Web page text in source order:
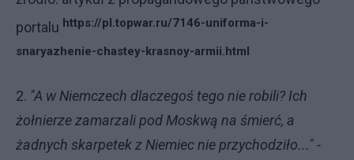
portalu https://pl.topwar.ru/7146-uniforma-i-
snaryazhenie-chastey-krasnoy-armii.html
2. "A w Niemczech dlaczegoś tego nie robili? Ich
żołnierze zamarzali pod Moskwą na śmierć, a
żadnych skarpetek z Niemiec nie przychodziło..." -